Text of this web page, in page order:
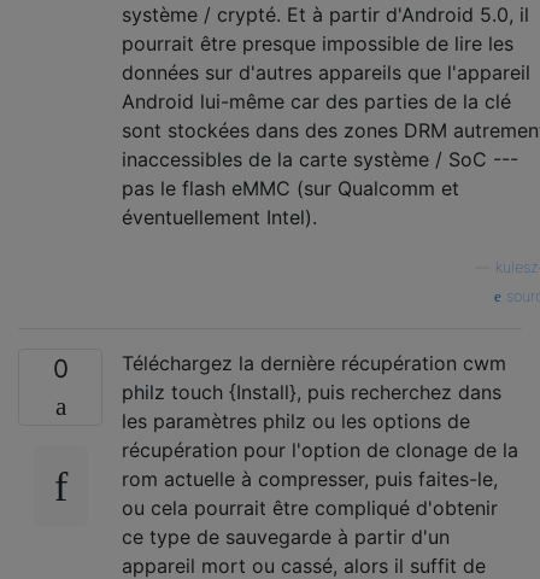
système / crypté. Et à partir d'Android 5.0, il
pourrait être presque impossible de lire les
données sur d'autres appareils que l'appareil
Android lui-même car des parties de la clé
sont stockées dans des zones DRM
inaccessibles de la carte système / SoC ---
pas le flash eMMC (sur Qualcomm et
éventuellement Intel).
0
Téléchargez la dernière récupération cwm
philz touch {Install}, puis recherchez dans
les paramètres philz ou les options de
récupération pour l'option de clonage de la
rom actuelle à compresser, puis faites-le,
ou cela pourrait être compliqué d'obtenir
ce type de sauvegarde à partir d'un
appareil mort ou cassé, alors il suffit de